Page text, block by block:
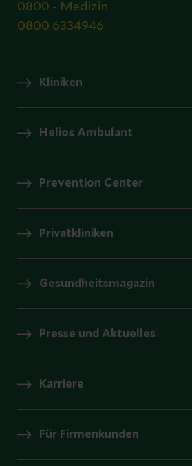
0800 - Medizin
0800 6334946
Kliniken
Helios Ambulant
Prevention Center
Privatkliniken
Gesundheitsmagazin
Presse und Aktuelles
Karriere
Für Firmenkunden